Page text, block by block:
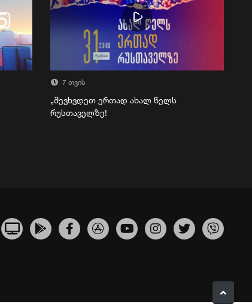
7 თვის
„შევხვდეთ ერთად ახალ წელს
რუსთაველზე!